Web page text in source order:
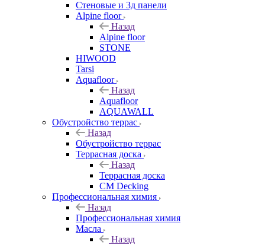
Стеновые и 3д панели
Alpine floor
Назад
Alpine floor
STONE
HIWOOD
Tarsi
Aquafloor
Назад
Aquafloor
AQUAWALL
Обустройство террас
Назад
Обустройство террас
Террасная доска
Назад
Террасная доска
CM Decking
Профессиональная химия
Назад
Профессиональная химия
Масла
Назад